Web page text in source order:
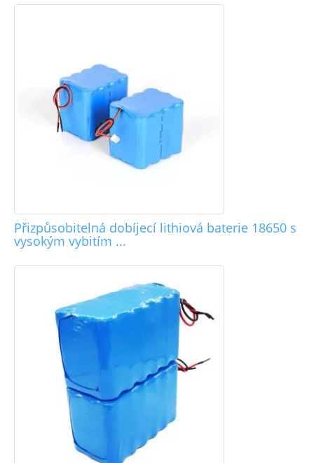
Přizpůsobitelná dobíjecí lithiová baterie 18650 s
vysokým vybitím ...